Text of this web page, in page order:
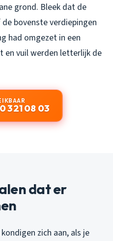
grond. Bleek dat de
bovenste verdiepingen
had omgezet in een
en vuil werden letterlijk de
321 08 03
dat er
zich aan, als je